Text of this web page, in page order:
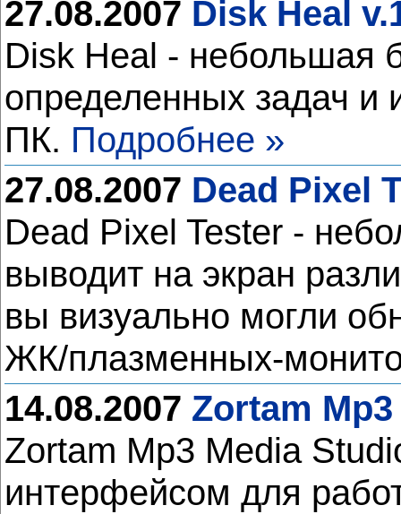
27.08.2007 Disk Heal
Disk Heal - небольшая
определенных задач и
ПК. Подробнее »
27.08.2007 Dead Pixel
Dead Pixel Tester -
выводит на экран
вы визуально могли
ЖК/плазменных-
14.08.2007 Zortam
Zortam Mp3 Media
интерфейсом для